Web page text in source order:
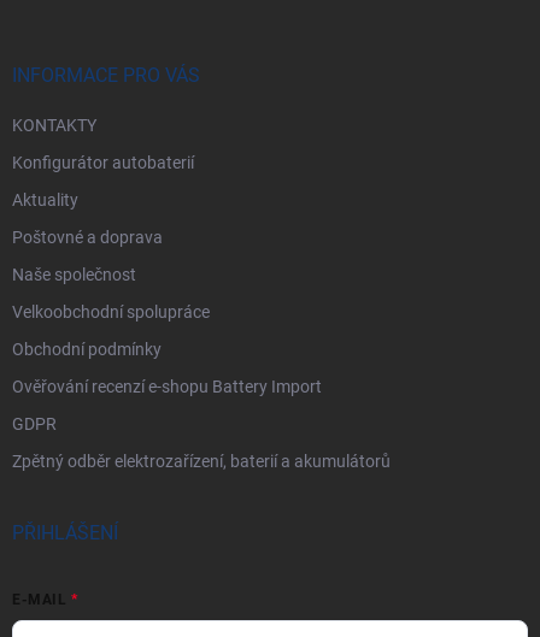
INFORMACE PRO VÁS
KONTAKTY
Konfigurátor autobaterií
Aktuality
Poštovné a doprava
Naše společnost
Velkoobchodní spolupráce
Obchodní podmínky
Ověřování recenzí e-shopu Battery Import
GDPR
Zpětný odběr elektrozařízení, baterií a akumulátorů
PŘIHLÁŠENÍ
E-MAIL